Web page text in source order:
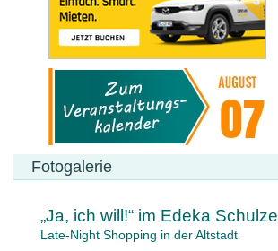
Fotogalerie
„Ja, ich will!“ im Edeka Schulze
Late-Night Shopping in der Altstadt